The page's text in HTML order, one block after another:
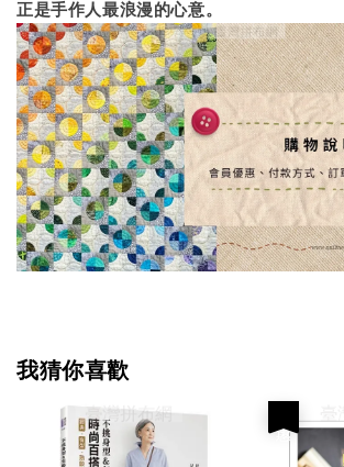
正是手作人最浪漫的心意。
我猜你喜歡